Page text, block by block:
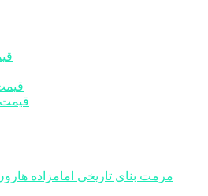
مرمت بنای تاریخی امامزاده